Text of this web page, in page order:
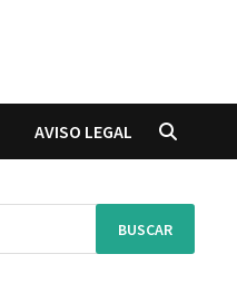
AVISO LEGAL